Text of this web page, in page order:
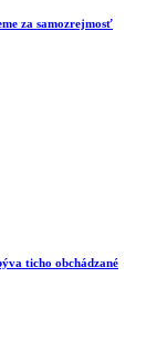
za samozrejmosť
ticho obchádzané